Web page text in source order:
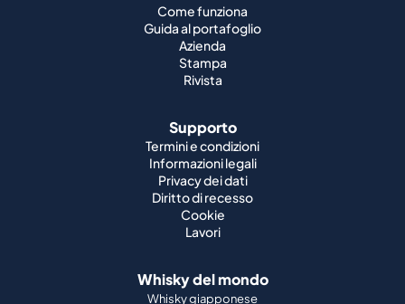
Come funziona
Guida al portafoglio
Azienda
Stampa
Rivista
Supporto
Termini e condizioni
Informazioni legali
Privacy dei dati
Diritto di recesso
Cookie
Lavori
Whisky del mondo
Whisky giapponese